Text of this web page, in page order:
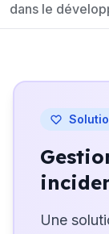
dans le
Une